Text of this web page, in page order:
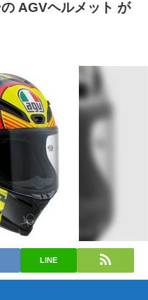
AGVヘルメット が
LINE